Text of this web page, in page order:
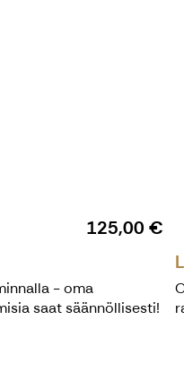
125,00 €
- oma
saat säännöllisesti!